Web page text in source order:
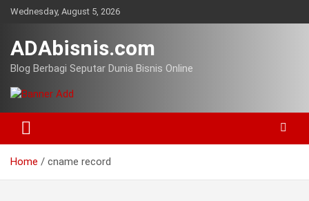
SkipWednesday, August 5, 2026
ADAbisnis.com
Blog Berbagi Seputar Dunia Bisnis Online
Home cname record